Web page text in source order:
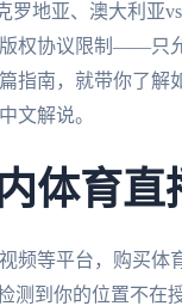
罗地亚、澳大利亚
权协议限制——只
指南，就带你了解
文解说。
体育直
频等平台，购买
测到你的位置不在